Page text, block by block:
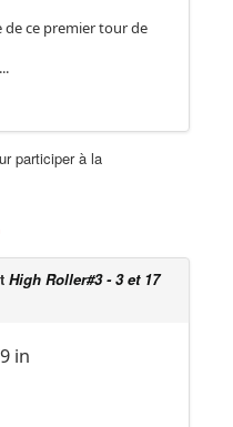
ce premier tour de
participer à la
High Roller#3 - 3 et 17
in